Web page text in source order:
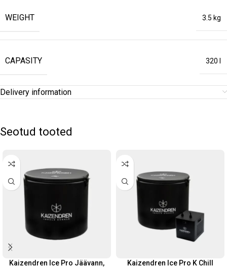
WEIGHT 3.5 kg
CAPASITY 320 l
Delivery information
Seotud tooted
Kaizendren Ice Pro Jäävann,
Kaizendren Ice Pro K Chill